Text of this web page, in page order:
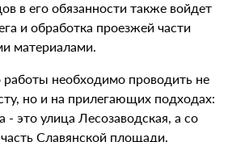
в его обязанности также войдет
и обработка проезжей части
материалами.
работы необходимо проводить не
но и на прилегающих подходах:
- это улица Лесозаводская, а со
Славянской площади,